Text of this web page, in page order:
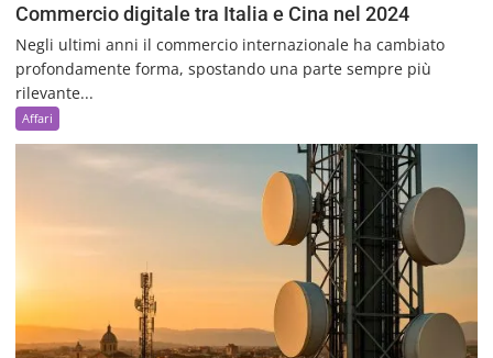
Commercio digitale tra Italia e Cina nel 2024
Negli ultimi anni il commercio internazionale ha cambiato
profondamente forma, spostando una parte sempre più
rilevante...
Affari